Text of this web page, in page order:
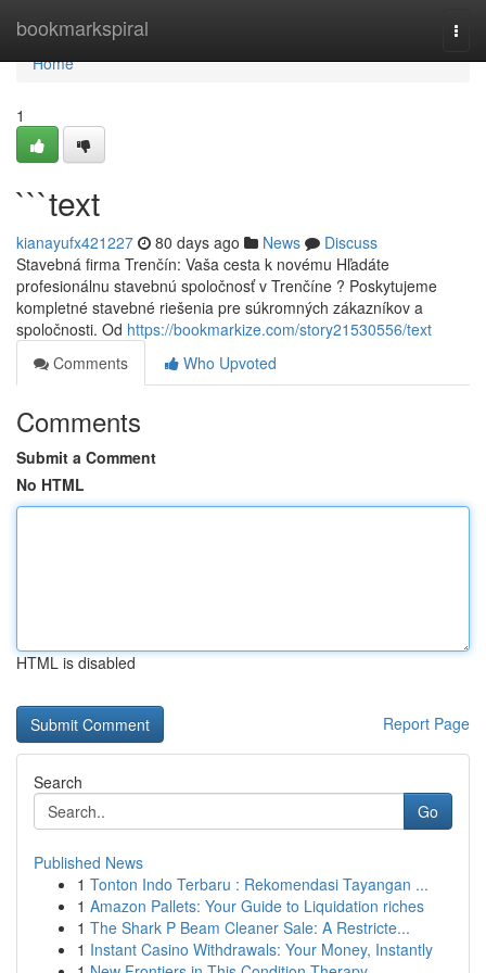
bookmarkspiral
Home
Home
1
```text
kianayufx421227 80 days ago News
Discuss
Stavebná firma Trenčín: Vaša cesta k novému Hľadáte
profesionálnu stavebnú spoločnosť v Trenčíne ? Poskytujeme
kompletné stavebné riešenia pre súkromných zákazníkov a
spoločnosti. Od https://bookmarkize.com/story21530556/text
Comments
Who Upvoted
Comments
Submit a Comment
No HTML
HTML is disabled
Report Page
Search
Go
Published News
1 Tonton Indo Terbaru : Rekomendasi Tayangan ...
1 Amazon Pallets: Your Guide to Liquidation riches
1 The Shark P Beam Cleaner Sale: A Restricte...
1 Instant Casino Withdrawals: Your Money, Instantly